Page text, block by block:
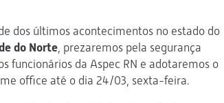
dos últimos acontecimentos no estado do
do Norte, prezaremos pela segurança
funcionários da Aspec RN e adotaremos o
office até o dia 24/03, sexta-feira.